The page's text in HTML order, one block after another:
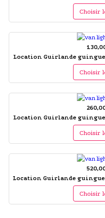
Choisir
Location Guirlande
Choisir
Location Guirlande
Choisir
Location Guirlande
Choisir